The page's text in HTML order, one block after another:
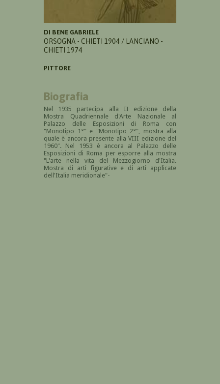
DI BENE GABRIELE
ORSOGNA - CHIETI 1904 / LANCIANO -
CHIETI 1974
PITTORE
Biografia
Nel 1935 partecipa alla II edizione della
Mostra Quadriennale d'Arte Nazionale al
Palazzo delle Esposizioni di Roma con
"Monotipo 1°" e "Monotipo 2°", mostra alla
quale è ancora presente alla VIII edizione del
1960". Nel 1953 è ancora al Palazzo delle
Esposizioni di Roma per esporre alla mostra
"L'arte nella vita del Mezzogiorno d'Italia.
Mostra di arti figurative e di arti applicate
dell'Italia meridionale"-